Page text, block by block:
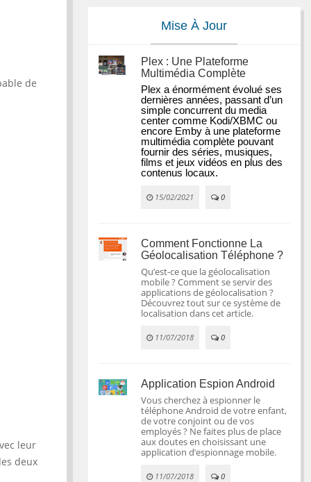
de
leur
deux
Mise À Jour
Plex : Une Plateforme
Multimédia Complète
Plex a énormément évolué ses
dernières années, passant d’un
simple concurrent du media
center comme Kodi/XBMC ou
encore Emby à une plateforme
multimédia complète pouvant
fournir des séries, musiques,
films et jeux vidéos en plus des
contenus locaux.
15/02/2021 0
Comment Fonctionne La
Géolocalisation Téléphone ?
Qu’est-ce que la géolocalisation
mobile ? Comment se servir des
applications de géolocalisation ?
Découvrez tout sur ce système de
localisation dans cet article.
11/07/2018 0
Application Espion Android
Vous cherchez à espionner le
téléphone Android de votre enfant,
de votre conjoint ou de vos
employés ? Ne faites plus de place
aux doutes en choisissant une
application d’espionnage mobile.
11/07/2018 0